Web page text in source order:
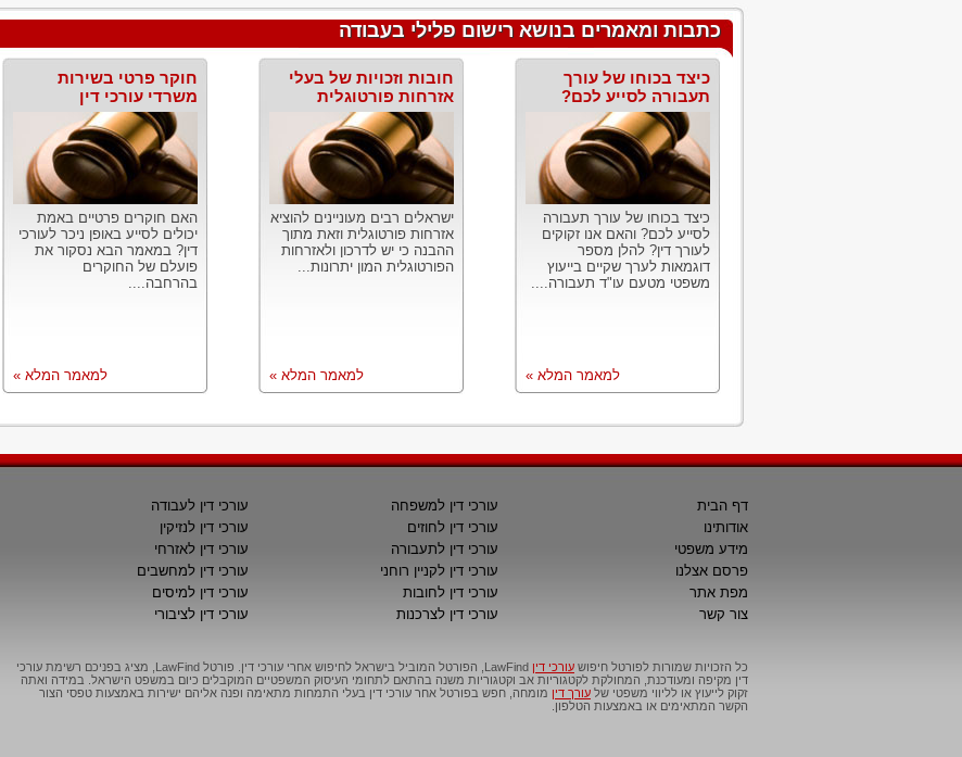
כתבות ומאמרים בנושא רישום פלילי בעבודה
כיצד בכוחו של עורך
תעבורה לסייע לכם?
כיצד בכוחו של עורך תעבורה
לסייע לכם? והאם אנו זקוקים
לעורך דין? להלן מספר
דוגמאות לערך שקיים בייעוץ
משפטי מטעם עו"ד תעבורה....
למאמר המלא »
חובות וזכויות של בעלי
אזרחות פורטוגלית
ישראלים רבים מעוניינים להוציא
אזרחות פורטוגלית וזאת מתוך
ההבנה כי יש לדרכון ולאזרחות
הפורטוגלית המון יתרונות...
למאמר המלא »
חוקר פרטי בשירות
משרדי עורכי דין
האם חוקרים פרטיים באמת
יכולים לסייע באופן ניכר לעורכי
דין? במאמר הבא נסקור את
פועלם של החוקרים
בהרחבה....
למאמר המלא »
דף הבית
אודותינו
מידע משפטי
פרסם אצלנו
מפת אתר
צור קשר
עורכי דין למשפחה
עורכי דין לחוזים
עורכי דין לתעבורה
עורכי דין לקניין רוחני
עורכי דין לחובות
עורכי דין לצרכנות
עורכי דין לעבודה
עורכי דין לנזיקין
עורכי דין לאזרחי
עורכי דין למחשבים
עורכי דין למיסים
עורכי דין לציבורי
כל הזכויות שמורות לפורטל חיפוש עורכי דין
LawFind, הפורטל המוביל בישראל לחיפוש אחרי עורכי דין. פורטל LawFind, מציג בפניכם רשימת עורכי
דין מקיפה ומעודכנת, המחולקת לקטגוריות אב וקטגוריות משנה בהתאם לתחומי העיסוק המשפטיים המוקבלים כיום במשפט הישראל. במידה ואתה
זקוק לייעוץ או לליווי משפטי של עורך דין מומחה, חפש בפורטל אחר עורכי דין בעלי התמחות מתאימה ופנה אליהם ישירות באמצעות טפסי הצור
הקשר המתאימים או באמצעות הטלפון.